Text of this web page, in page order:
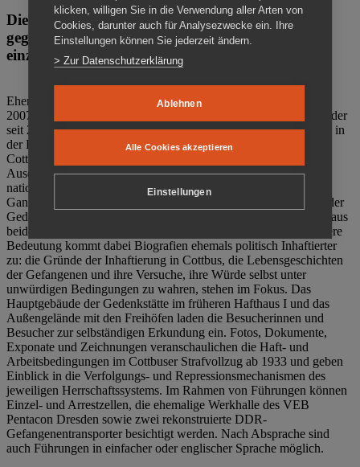
Die Gedenkstätte Zuchthaus Cottbus ist ein Ort
gegen das Vergessen. Anschaulich, nah und
einzigartig.
Ehemalige politische Häftlinge der DDR gründeten im Oktober
2007 den Verein Menschenrechtszentrum Cottbus e. V. (MRZ), der
seit 2011 Eigentümer des ehemaligen Gefängnisses (1860-2002) in
der Bautzener Straße und Träger der Gedenkstätte Zuchthaus
Cottbus ist. Im Zentrum der Arbeit der Gedenkstätte steht die
Auseinandersetzung mit politischem Unrecht während der
nationalsozialistischen Terrorherrschaft und der SED-Diktatur.
Ganzjährig zeigen mehrere Dauer- und Sonderausstellungen in der
Gedenkstätte Zuchthaus Cottbus Beispiele politischen Unrechts aus
beiden deutschen Diktaturen des 20. Jahrhunderts. Eine besondere
Bedeutung kommt dabei Biografien ehemals politisch Inhaftierter
zu: die Gründe der Inhaftierung in Cottbus, die Lebensgeschichten
der Gefangenen und ihre Versuche, ihre Würde selbst unter
unwürdigen Bedingungen zu wahren, stehen im Fokus. Das
Hauptgebäude der Gedenkstätte im früheren Hafthaus I und das
Außengelände mit den Freihöfen laden die Besucherinnen und
Besucher zur selbständigen Erkundung ein. Fotos, Dokumente,
Exponate und Zeichnungen veranschaulichen die Haft- und
Arbeitsbedingungen im Cottbuser Strafvollzug ab 1933 und geben
Einblick in die Verfolgungs- und Repressionsmechanismen des
jeweiligen Herrschaftssystems. Im Rahmen von Führungen können
Einzel- und Arrestzellen, die ehemalige Werkhalle des VEB
Pentacon Dresden sowie zwei rekonstruierte DDR-
Gefangenentransporter besichtigt werden. Nach Absprache sind
auch Führungen in einfacher oder englischer Sprache möglich.
klicken, willigen Sie in die Verwendung aller Arten von
Cookies, darunter auch für Analysezwecke ein. Ihre
Einstellungen können Sie jederzeit ändern.
> Zur Datenschutzerklärung
Ablehnen
Alle Cookies akzeptieren
Einstellungen